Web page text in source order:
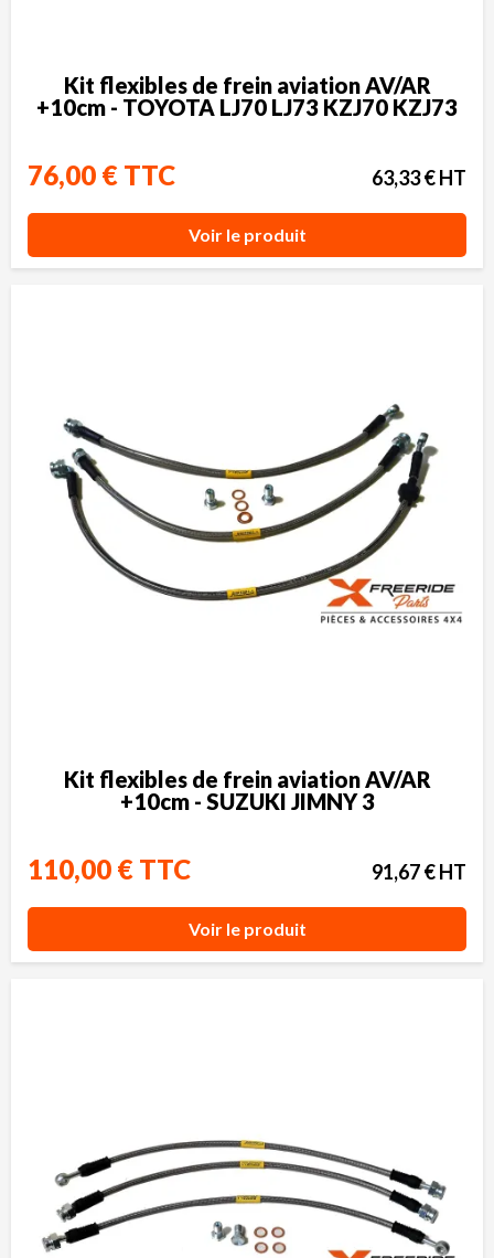
Kit flexibles de frein aviation AV/AR
+10cm - TOYOTA LJ70 LJ73 KZJ70 KZJ73
76,00 € TTC 63,33 € HT
Voir le produit
Kit flexibles de frein aviation AV/AR
+10cm - SUZUKI JIMNY 3
110,00 € TTC 91,67 € HT
Voir le produit